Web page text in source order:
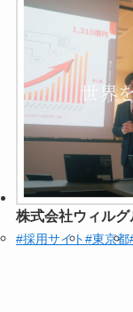
株式会社ウィルグ
#採用サイト#東京都